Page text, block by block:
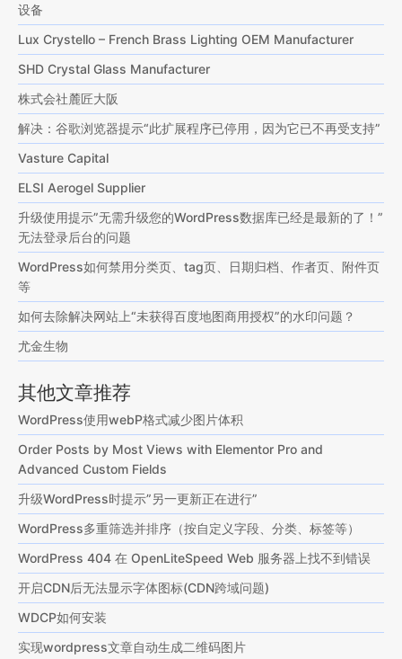
设备
Lux Crystello – French Brass Lighting OEM Manufacturer
SHD Crystal Glass Manufacturer
株式会社麓匠大阪
解决：谷歌浏览器提示“此扩展程序已停用，因为它已不再受支持”
Vasture Capital
ELSI Aerogel Supplier
升级使用提示”无需升级您的WordPress数据库已经是最新的了！”
无法登录后台的问题
WordPress如何禁用分类页、tag页、日期归档、作者页、附件页
等
如何去除解决网站上“未获得百度地图商用授权”的水印问题？
尤金生物
其他文章推荐
WordPress使用webP格式减少图片体积
Order Posts by Most Views with Elementor Pro and
Advanced Custom Fields
升级WordPress时提示”另一更新正在进行”
WordPress多重筛选并排序（按自定义字段、分类、标签等）
WordPress 404 在 OpenLiteSpeed Web 服务器上找不到错误
开启CDN后无法显示字体图标(CDN跨域问题)
WDCP如何安装
实现wordpress文章自动生成二维码图片